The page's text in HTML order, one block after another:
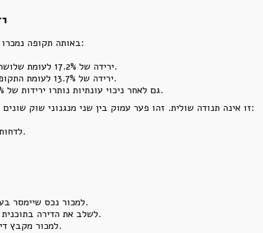
באותה תקופה נמכרו כ-12,480 דירות יד שנייה:
ירידה של 17.2% לעומת שלושת החודשים הקודמים.
ירידה של 13.7% לעומת התקופה המקבילה אשתקד.
גם לאחר ניכוי עונתיות נותרו ירידות של 8% ו-9.1%, בהתאמה.
זו אינה תנודה שולית. זהו פער עמוק בין שני מנגנוני שוק שונים לחלוטין.בדירה חדשה ניתן:
לדחות את מרבית התשלום.
למכור נכס שיימסר בעוד שנתיים או שלוש.
לשלב את הדירה בתוכנית ממשלתית מסובסדת.
למכור מקבץ דירות לקרן או לחברה.